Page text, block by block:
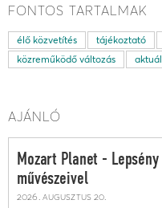
FONTOS TARTALMAK
élő közvetítés tájékoztató
közreműködő változás
AJÁNLÓ
Mozart Planet -
művészeivel
2026. augusztus 20.